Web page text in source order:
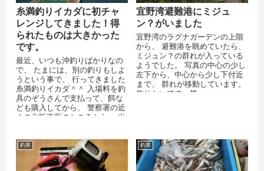
糸満釣りイカダに初チャ
レンジしてきました！得
られたものは大きかった
です。
最近、いつも沖釣りばかりなの
で、 たまには、別の釣りもしよ
うという事で、 行ってきました
糸満釣りイカダ＾＾ 入場料を釣
具のぞうさんで支払って、餌な
ども購入してから、 警察署の近
くの氷販売所のところから、 出
宜野湾避難港にミジュ
ン？がいました
宜野湾のラグナガーデンの上階
から、 避難港を眺めていたら、
ミジュン？の群れが入っている
ようでした。 写真の中心の少し
左下から、中心から少し下付近
まで、 群れが移動しています。
釣りたいです。笑
釣果 釣果